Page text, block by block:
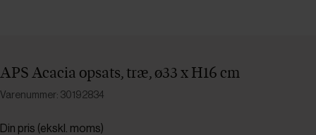
APS Acacia opsats, træ, ø33 x H16 cm
Varenummer: 30192834
Din pris (ekskl. moms)